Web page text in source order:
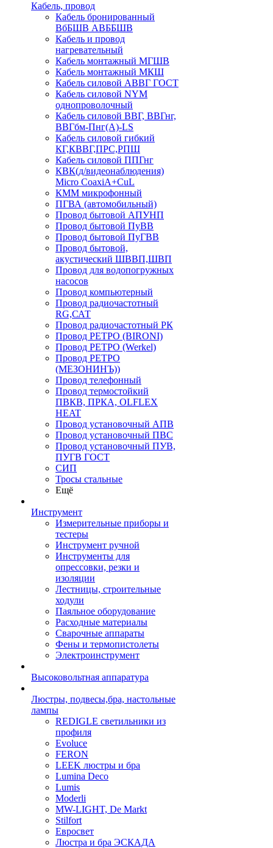
Кабель, провод
Кабель бронированный
ВбБШВ АВББШВ
Кабель и провод
нагревательный
Кабель монтажный МГШВ
Кабель монтажный МКШ
Кабель силовой АВВГ ГОСТ
Кабель силовой NYM
однопроволочный
Кабель силовой ВВГ, ВВГнг,
ВВГбм-Пнг(А)-LS
Кабель силовой гибкий
КГ,КВВГ,ПРС,РПШ
Кабель силовой ППГнг
КВК(д/видеонаблюдения)
Micro CoaxiA+CuL
КММ микрофонный
ПГВА (автомобильный)
Провод бытовой АПУНП
Провод бытовой ПуВВ
Провод бытовой ПуГВВ
Провод бытовой,
акустический ШВВП,ШВП
Провод для водопогружных
насосов
Провод компьютерный
Провод радиочастотный
RG,САТ
Провод радиочастотный РК
Провод РЕТРО (BIRONI)
Провод РЕТРО (Werkel)
Провод РЕТРО
(МЕЗОНИНЪ))
Провод телефонный
Провод термостойкий
ПВКВ, ПРКА, OLFLEX
HEAT
Провод установочный АПВ
Провод установочный ПВС
Провод установочный ПУВ,
ПУГВ ГОСТ
СИП
Тросы стальные
Ещё
Инструмент
Измерительные приборы и
тестеры
Инструмент ручной
Инструменты для
опрессовки, резки и
изоляции
Лестницы, строительные
ходули
Паяльное оборудование
Расходные материалы
Сварочные аппараты
Фены и термопистолеты
Электроинструмент
Высоковольтная аппаратура
Люстры, подвесы,бра, настольные
лампы
REDIGLE светильники из
профиля
Evoluce
FERON
LEEK люстры и бра
Lumina Deco
Lumis
Moderli
MW-LIGHT, De Markt
Stilfort
Евросвет
Люстра и бра ЭСКАДА